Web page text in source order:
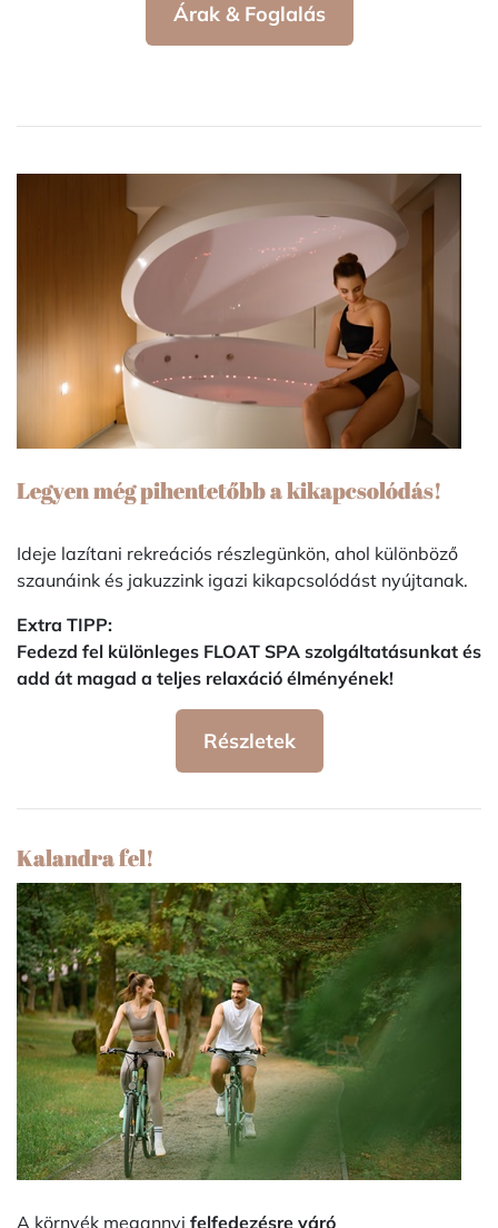
Árak & Foglalás
Legyen még pihentetőbb a kikapcsolódás!
Ideje lazítani rekreációs részlegünkön, ahol különböző
szaunáink és jakuzzink igazi kikapcsolódást nyújtanak.
Extra TIPP:
Fedezd fel különleges FLOAT SPA szolgáltatásunkat és
add át magad a teljes relaxáció élményének!
Részletek
Kalandra fel!
A környék megannyi felfedezésre váró